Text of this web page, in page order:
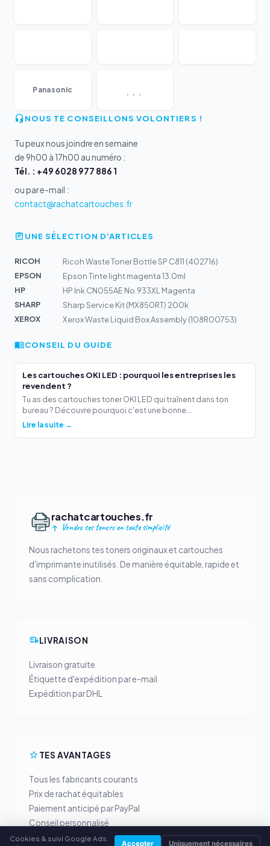
Panasonic ...
NOUS TE CONSEILLONS VOLONTIERS !
Tu peux nous joindre en semaine
de 9h00 à 17h00 au numéro :
Tél. : +49 6028 977 886 1
ou par e-mail :
contact@rachatcartouches.fr
UNE SÉLECTION D'ARTICLES
RICOH
Ricoh Waste Toner Bottle SP C811 (402716)
EPSON
Epson Tinte light magenta 13.0ml
HP
HP Ink CN055AE No.933XL Magenta
SHARP
Sharp Service Kit (MX850RT) 200k
XEROX
Xerox Waste Liquid Box Assembly (108R00753)
CONSEIL DU GUIDE
Les cartouches OKI LED : pourquoi les entreprises les
revendent ?
Tu as des cartouches toner OKI LED qui traînent dans ton
bureau ? Découvre pourquoi c'est une bonne...
Lire la suite →
rachatcartouches.fr
Vendre ses toners en toute simplicité
Nous rachetons tes toners originaux et cartouches
d'imprimante inutilisés. De manière équitable, rapide et
sans complication.
LIVRAISON
Livraison gratuite
Étiquette d'expédition par e-mail
Expédition par DHL
TES AVANTAGES
Tous les fabricants courants
Prix de rachat équitables
Paiement anticipé par PayPal
Conseil personnalisé
Cookies & suivi Google Ads.
Accepter Uniquement nécessaires